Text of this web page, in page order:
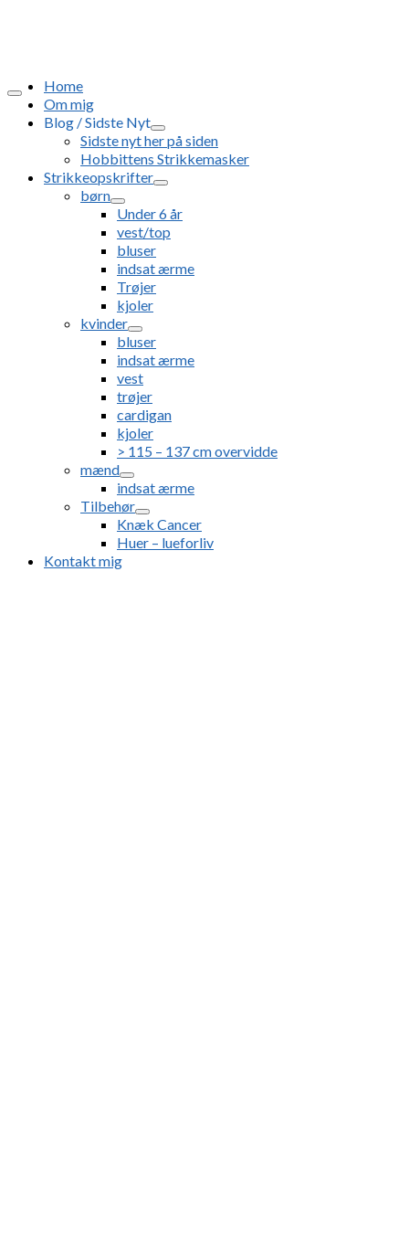
Home
Om mig
Blog / Sidste Nyt
Sidste nyt her på siden
Hobbittens Strikkemasker
Strikkeopskrifter
børn
Under 6 år
vest/top
bluser
indsat ærme
Trøjer
kjoler
kvinder
bluser
indsat ærme
vest
trøjer
cardigan
kjoler
> 115 – 137 cm overvidde
mænd
indsat ærme
Tilbehør
Knæk Cancer
Huer – lueforliv
Kontakt mig